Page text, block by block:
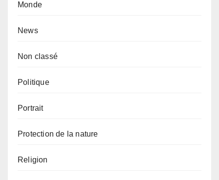
Monde
News
Non classé
Politique
Portrait
Protection de la nature
Religion